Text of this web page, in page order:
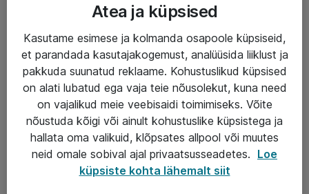
Teenused
IT taristu
Haldusteenused
Garantii
Turva- ja nõrkvoolulahendused
Atea ja küpsised
Kasutame esimese ja kolmanda osapoole küpsiseid,
et parandada kasutajakogemust, analüüsida liiklust ja
pakkuda suunatud reklaame. Kohustuslikud küpsised
on alati lubatud ega vaja teie nõusolekut, kuna need
on vajalikud meie veebisaidi toimimiseks. Võite
nõustuda kõigi või ainult kohustuslike küpsistega ja
hallata oma valikuid, klõpsates allpool või muutes
neid omale sobival ajal privaatsusseadetes. Loe
küpsiste kohta lähemalt siit